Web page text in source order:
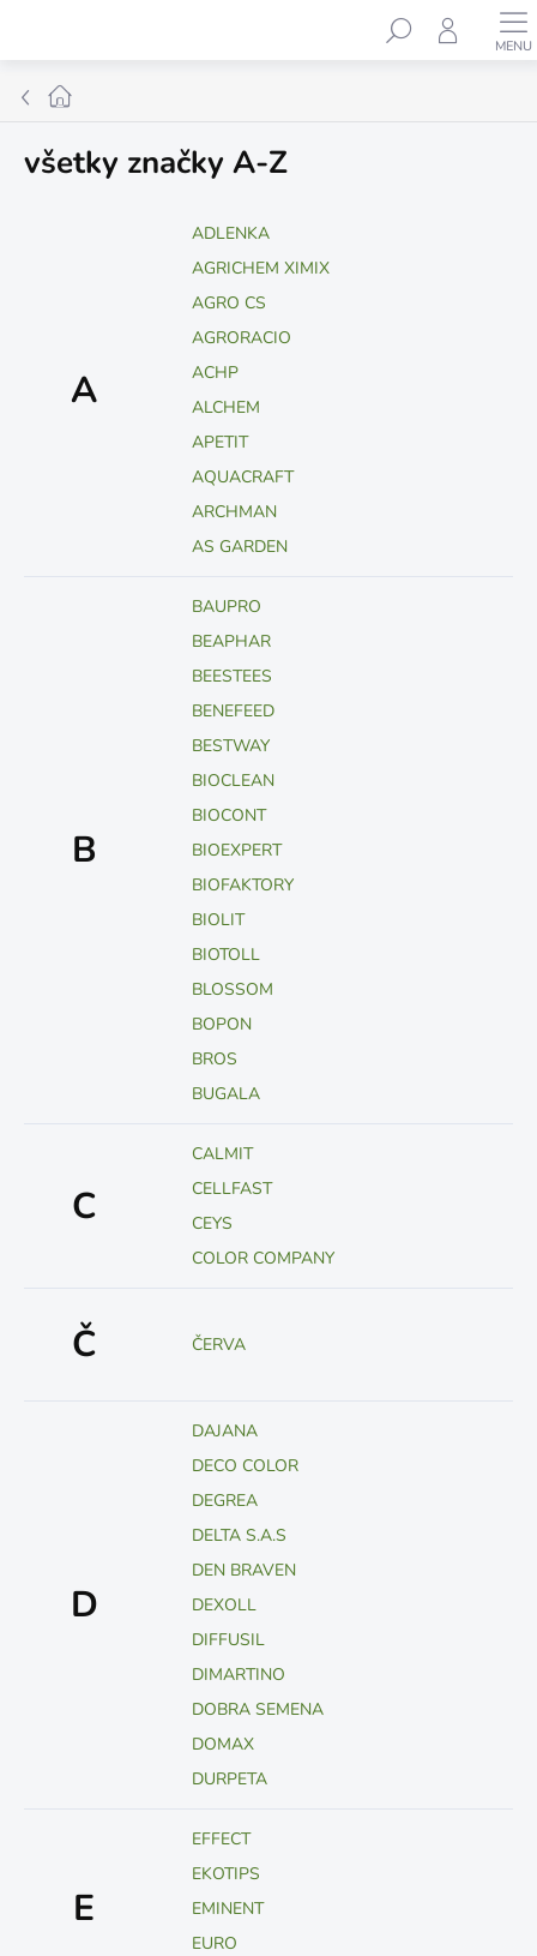
obsah
Hľadať
Domov
všetky značky A-Z
A
ADLENKA
AGRICHEM XIMIX
AGRO CS
AGRORACIO
ACHP
ALCHEM
APETIT
AQUACRAFT
ARCHMAN
AS GARDEN
B
BAUPRO
BEAPHAR
BEESTEES
BENEFEED
BESTWAY
BIOCLEAN
BIOCONT
BIOEXPERT
BIOFAKTORY
BIOLIT
BIOTOLL
BLOSSOM
BOPON
BROS
BUGALA
C
CALMIT
CELLFAST
CEYS
COLOR COMPANY
Č ČERVA
D
DAJANA
DECO COLOR
DEGREA
DELTA S.A.S
DEN BRAVEN
DEXOLL
DIFFUSIL
DIMARTINO
DOBRA SEMENA
DOMAX
DURPETA
E
EFFECT
EKOTIPS
EMINENT
EURO